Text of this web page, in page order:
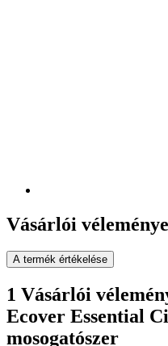
Vásárlói
A termék értékelése
1 Vásárlói
Ecover Essential
mosogatószer